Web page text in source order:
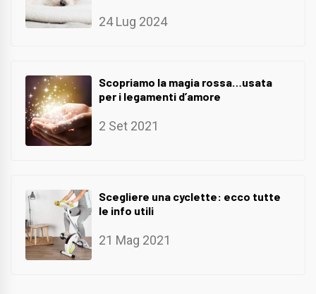
24 Lug 2024
Scopriamo la magia rossa…usata
per i legamenti d’amore
2 Set 2021
Scegliere una cyclette: ecco tutte
le info utili
21 Mag 2021